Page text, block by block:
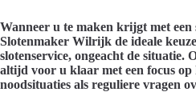
Wanneer u te maken krijgt met een
Slotenmaker Wilrijk de ideale
slotenservice, ongeacht de situatie.
altijd voor u klaar met een focus
noodsituaties als reguliere vragen